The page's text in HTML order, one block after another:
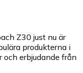
Z30 just nu är
produkterna i
och erbjudande från